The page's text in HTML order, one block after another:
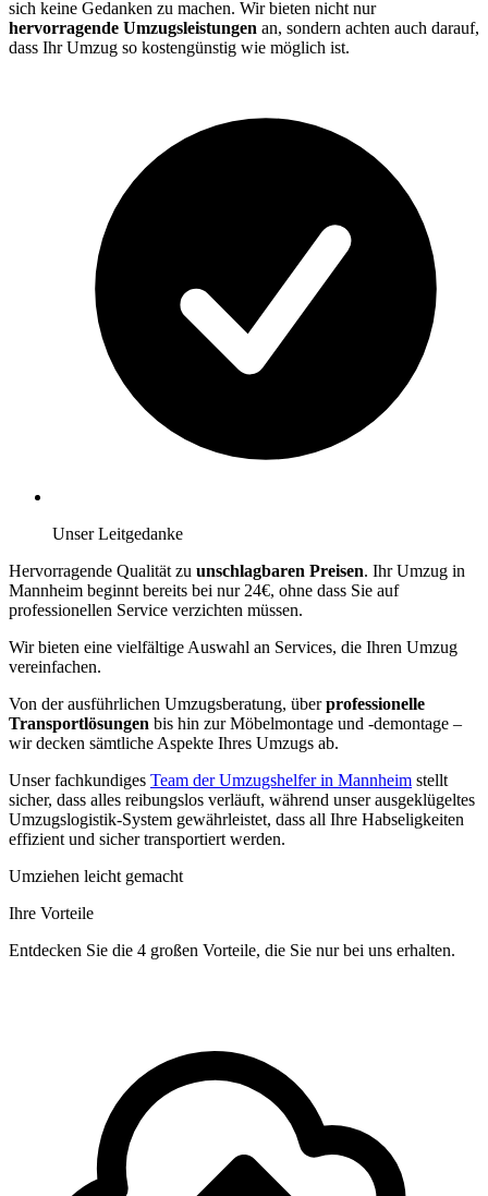
sich keine Gedanken zu machen. Wir bieten nicht nur
hervorragende Umzugsleistungen an, sondern achten auch darauf,
dass Ihr Umzug so kostengünstig wie möglich ist.
Unser Leitgedanke
Hervorragende Qualität zu unschlagbaren Preisen. Ihr Umzug in
Mannheim beginnt bereits bei nur 24€, ohne dass Sie auf
professionellen Service verzichten müssen.
Wir bieten eine vielfältige Auswahl an Services, die Ihren Umzug
vereinfachen.
Von der ausführlichen Umzugsberatung, überprofessionelle
Transportlösungen bis hin zur Möbelmontage und -demontage –
wir decken sämtliche Aspekte Ihres Umzugs ab.
Unser fachkundiges Team der Umzugshelfer in Mannheim stellt
sicher, dass alles reibungslos verläuft, während unser ausgeklügeltes
Umzugslogistik-System gewährleistet, dass all Ihre Habseligkeiten
effizient und sicher transportiert werden.
Umziehen leicht gemacht
Ihre Vorteile
Entdecken Sie die 4 großen Vorteile, die Sie nur bei uns erhalten.